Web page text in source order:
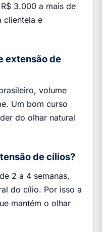
3.000 a mais de
clientela e
extensão de
volume
Um bom curso
do olhar natural
de cílios?
2 a 4 semanas,
do cílio. Por isso a
mantém o olhar